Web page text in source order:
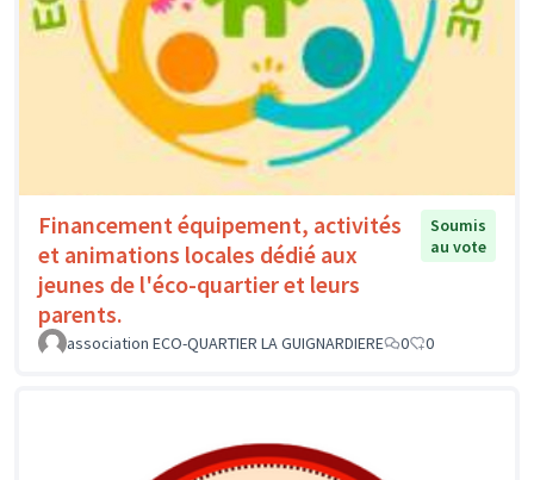
Financement équipement, activités
et animations locales dédié aux
jeunes de l'éco-quartier et leurs
parents.
Soumis
au vote
association ECO-QUARTIER LA GUIGNARDIERE 0 0